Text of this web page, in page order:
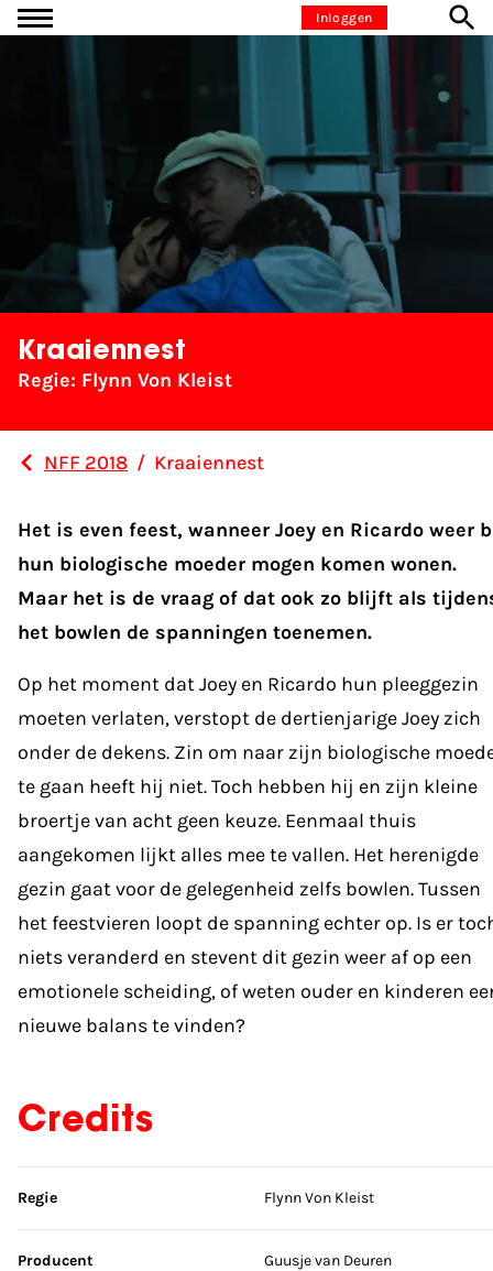
Ga naar inhoudInloggen
Kraaiennest
Regie: Flynn Von Kleist
NFF 2018 / Kraaiennest
Het is even feest, wanneer Joey en Ricardo weer
hun biologische moeder mogen komen wonen.
Maar het is de vraag of dat ook zo blijft als
het bowlen de spanningen toenemen.
Op het moment dat Joey en Ricardo hun pleeggezin
moeten verlaten, verstopt de dertienjarige Joey zich
onder de dekens. Zin om naar zijn biologische
te gaan heeft hij niet. Toch hebben hij en zijn kleine
broertje van acht geen keuze. Eenmaal thuis
aangekomen lijkt alles mee te vallen. Het herenigde
gezin gaat voor de gelegenheid zelfs bowlen. Tussen
het feestvieren loopt de spanning echter op. Is er
niets veranderd en stevent dit gezin weer af op een
emotionele scheiding, of weten ouder en kinderen
nieuwe balans te vinden?
Credits
Sla credits over
Regie Flynn Von Kleist
Producent
Guusje van Deuren